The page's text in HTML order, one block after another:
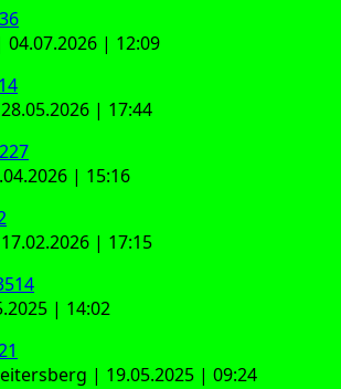
| 12:09
| 17:44
| 15:16
| 17:15
| 14:02
| 19.05.2025 | 09:24